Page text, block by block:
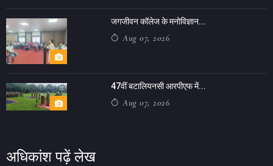
जगजीवन कॉलेज के मनोविज्ञान...
Aug 07, 2026
47वीं बटालियनसी आरपीएफ में...
Aug 07, 2026
अधिकांश पढ़ें लेख